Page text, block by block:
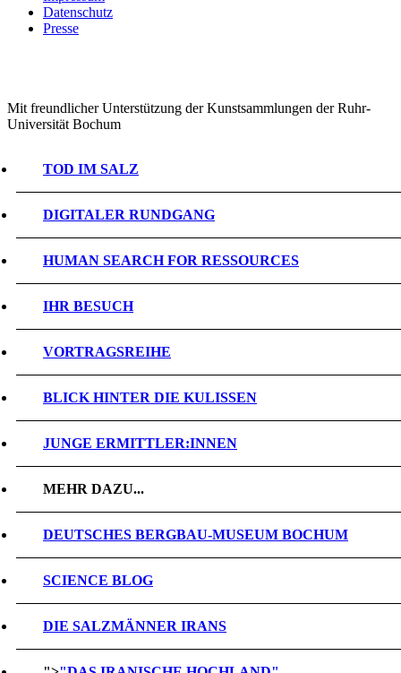
Datenschutz
Presse
Mit freundlicher Unterstützung der Kunstsammlungen der Ruhr-
Universität Bochum
TOD IM SALZ
DIGITALER RUNDGANG
HUMAN SEARCH FOR RESSOURCES
IHR BESUCH
VORTRAGSREIHE
BLICK HINTER DIE KULISSEN
JUNGE ERMITTLER:INNEN
MEHR DAZU...
DEUTSCHES BERGBAU-MUSEUM BOCHUM
SCIENCE BLOG
DIE SALZMÄNNER IRANS